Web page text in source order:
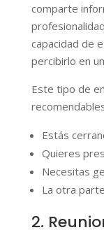
comparte
capacidad de
percibirlo en
Este tipo de
Estás
Quieres
Necesitas
La otra
2.